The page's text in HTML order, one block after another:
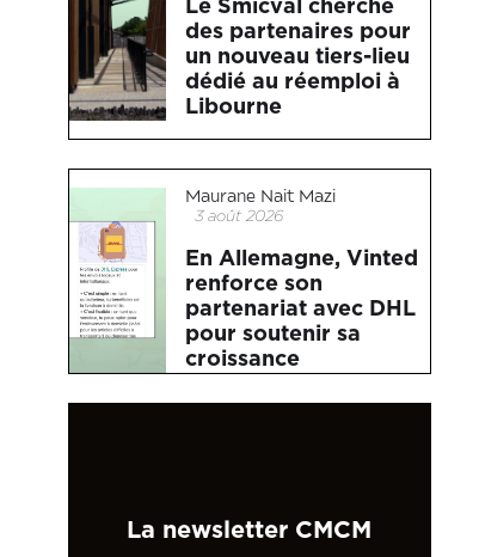
Le Smicval cherche
des partenaires pour
un nouveau tiers-lieu
dédié au réemploi à
Libourne
Maurane Nait Mazi
3 août 2026
En Allemagne, Vinted
renforce son
partenariat avec DHL
pour soutenir sa
croissance
La newsletter CMCM